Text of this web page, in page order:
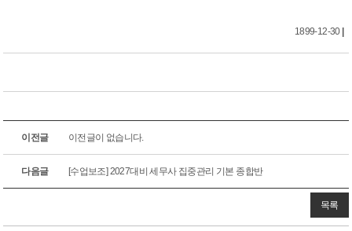
1899-12-30 |
이전글 이전글이 없습니다.
다음글 [수업보조] 2027대비 세무사 집중관리 기본 종합반
목록